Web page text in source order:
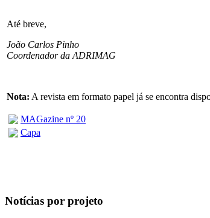
Até breve,
João Carlos Pinho
Coordenador da ADRIMAG
Nota: A revista em formato papel já se encontra
MAGazine nº 20
Capa
Notícias por projeto